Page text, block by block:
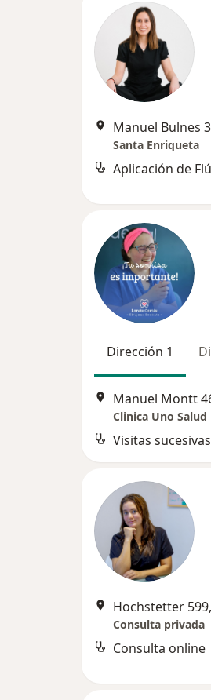
Santa Enriqueta
Aplicación de
Dirección 1
Manuel Montt
Clinica Uno Salud
Hochstetter
Consulta privada
Consulta online